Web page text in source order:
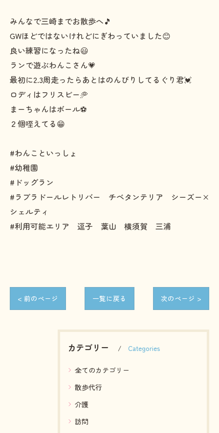
みんなで三崎までお散歩へ🎵
GWほどではないけれどにぎわっていました😊
良い練習になったね😃
ランで遊ぶわんこさん💗
最初に2.3周走ったらあとはのんびりしてるぐり君💓
ロディはフリスビー🥏
まーちゃんはボール⚽
２個咥えてる😁
#わんこといっしょ
#幼稚園
#ドッグラン
#ラブラドールレトリバー チベタンテリア シーズー×
シェルティ
#利用可能エリア 逗子 葉山 横須賀 三浦
< 前のページ 一覧に戻る 次のページ >
カテゴリー Categories
全てのカテゴリー
散歩代行
介護
訪問